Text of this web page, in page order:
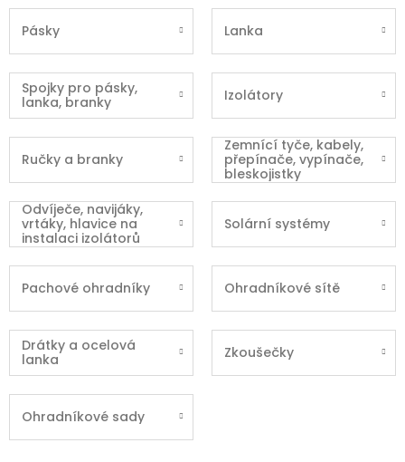
Pásky Lanka
Spojky pro pásky,
lanka, branky
Izolátory
Ručky a branky
Zemnící tyče, kabely,
přepínače, vypínače,
bleskojistky
Odvíječe, navijáky,
vrtáky, hlavice na
instalaci izolátorů
Solární systémy
Pachové ohradníky Ohradníkové sítě
Drátky a ocelová
lanka
Zkoušečky
Ohradníkové sady